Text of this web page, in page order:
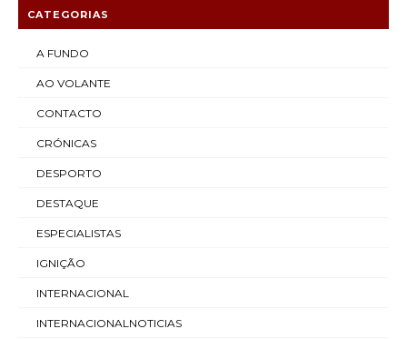
CATEGORIAS
A FUNDO
AO VOLANTE
CONTACTO
CRÓNICAS
DESPORTO
DESTAQUE
ESPECIALISTAS
IGNIÇÃO
INTERNACIONAL
INTERNACIONALNOTICIAS